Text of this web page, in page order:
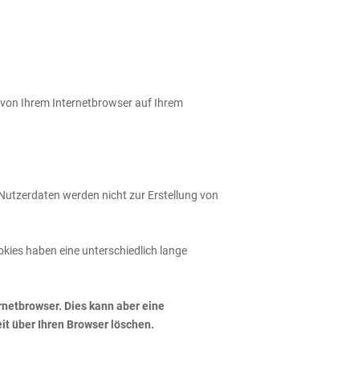
Ihrem Internetbrowser auf Ihrem
werden nicht zur Erstellung von
haben eine unterschiedlich lange
Dies kann aber eine
über Ihren Browser löschen.